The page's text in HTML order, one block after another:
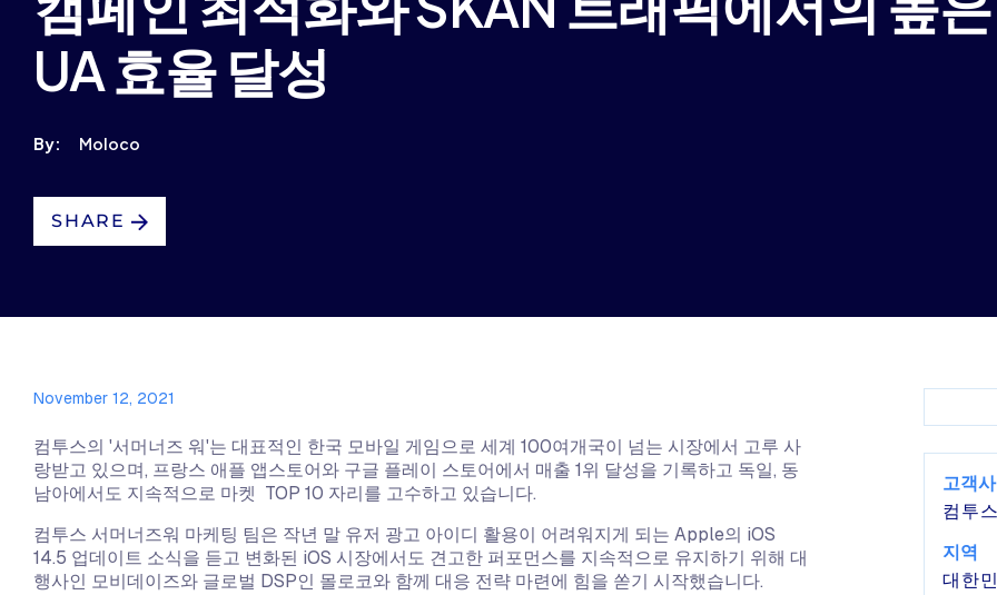
UA 효율 달성
By: Moloco
SHARE
November 12, 2021
컴투스의 '서머너즈 워'는 대표적인 한국 모바일 게임으로 세계 100여개국이 넘는 시장에서 고루 사
랑받고 있으며, 프랑스 애플 앱스토어와 구글 플레이 스토어에서 매출 1위 달성을 기록하고 독일, 동
남아에서도 지속적으로 마켓 TOP 10 자리를 고수하고 있습니다.
​컴투스 서머너즈워 마케팅 팀은 작년 말 유저 광고 아이디 활용이 어려워지게 되는 Apple의 iOS
14.5 업데이트 소식을 듣고 변화된 iOS 시장에서도 견고한 퍼포먼스를 지속적으로 유지하기 위해 대
행사인 모비데이즈와 글로벌 DSP인 몰로코와 함께 대응 전략 마련에 힘을 쏟기 시작했습니다.
고객사
컴투스
지역
대한